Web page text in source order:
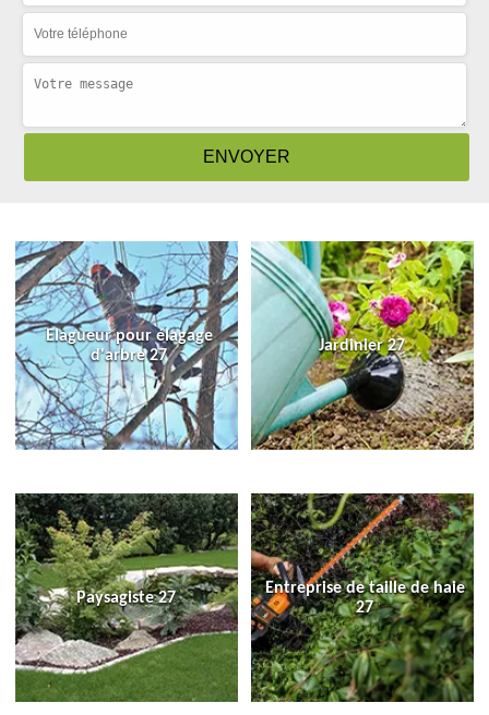
Elagueur pour élagage
d'arbre 27
Jardinier 27
Paysagiste 27
Entreprise de taille de haie
27